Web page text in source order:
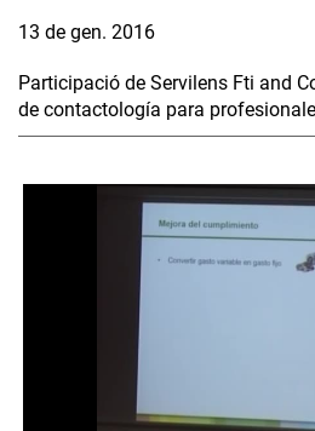
13 de gen. 2016
Participació de Servilens Fti and
de contactología para